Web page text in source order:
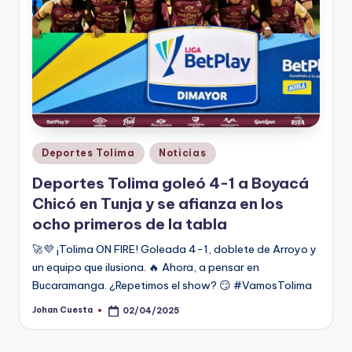
Publicado
en
Deportes Tolima Noticias
Deportes Tolima goleó 4-1 a Boyacá
Chicó en Tunja y se afianza en los
ocho primeros de la tabla
🚀💜 ¡Tolima ON FIRE! Goleada 4-1, doblete de Arroyo y
un equipo que ilusiona. 🔥 Ahora, a pensar en
Bucaramanga. ¿Repetimos el show? 😏 #VamosTolima
Publicado
Johan Cuesta 02/04/2025